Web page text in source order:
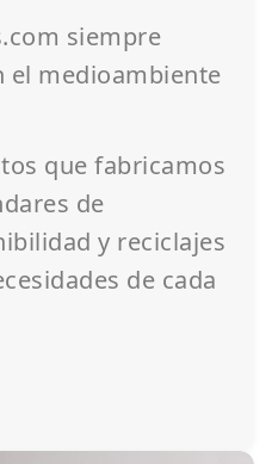
siempre
el medioambiente
que fabricamos
de
y reciclajes
de cada